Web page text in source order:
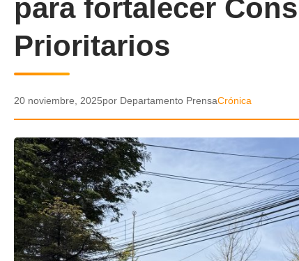
para fortalecer
Prioritarios
20 noviembre, 2025por Departamento PrensaCrónica